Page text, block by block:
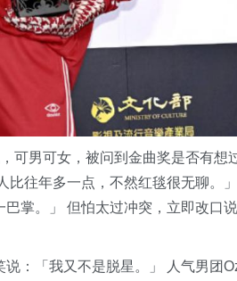
可男可女，被问到金曲奖是否有想
往年多一点，不然红毯很无聊。
掌。」 但怕太过冲突，立即改口
：「我又不是脱星。」 人气男团